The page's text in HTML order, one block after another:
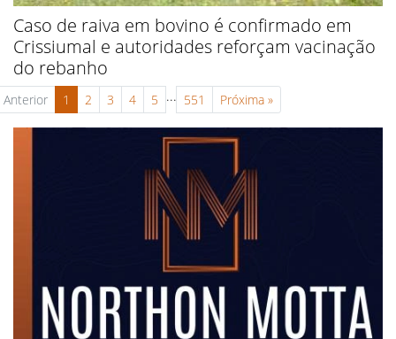
Caso de raiva em bovino é confirmado em
Crissiumal e autoridades reforçam vacinação
do rebanho
Anterior 1 2 3 4 5 ... 551 Próxima »